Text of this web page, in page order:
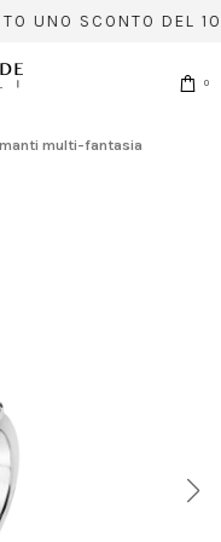
UNO SCONTO DEL
0
multi-fantasia